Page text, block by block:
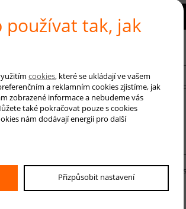
Hlídání ceny
používat tak, jak
cookies, které se ukládají ve vašem
a reklamním cookies zjistíme, jak
zobrazené informace a nebudeme vás
také pokračovat pouze s cookies
nám dodávají energii pro další
Přizpůsobit nastavení